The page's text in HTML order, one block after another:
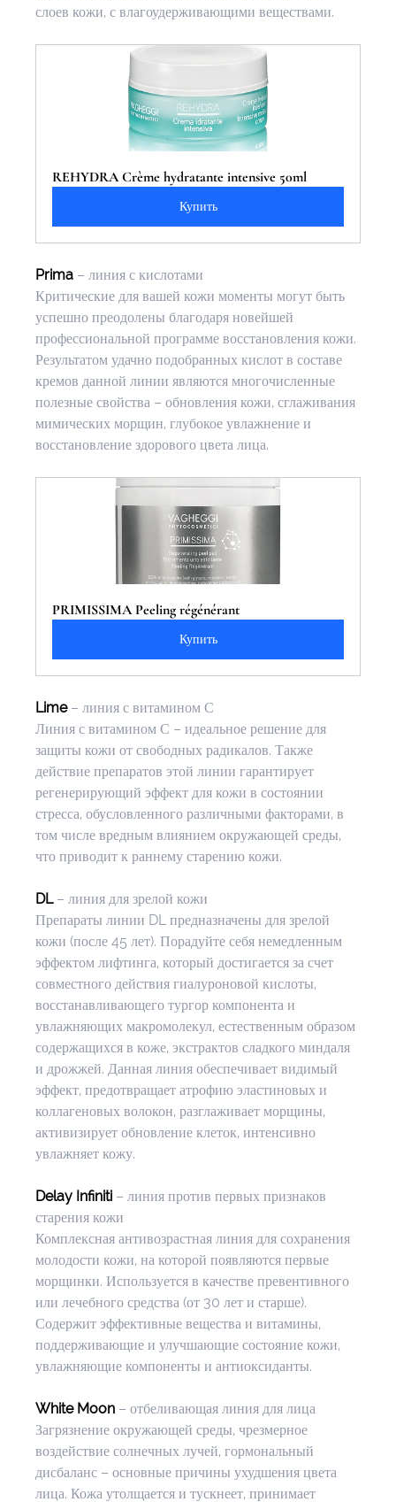
слоев кожи, с влагоудерживающими веществами.
REHYDRA Crème hydratante intensive 50ml
Купить
Prima – линия с кислотами
Критические для вашей кожи моменты могут быть
успешно преодолены благодаря новейшей
профессиональной программе восстановления кожи.
Результатом удачно подобранных кислот в составе
кремов данной линии являются многочисленные
полезные свойства – обновления кожи, сглаживания
мимических морщин, глубокое увлажнение и
восстановление здорового цвета лица.
PRIMISSIMA Peeling régénérant
Купить
Lime – линия с витамином С
Линия с витамином С – идеальное решение для
защиты кожи от свободных радикалов. Также
действие препаратов этой линии гарантирует
регенерирующий эффект для кожи в состоянии
стресса, обусловленного различными факторами, в
том числе вредным влиянием окружающей среды,
что приводит к раннему старению кожи.
DL – линия для зрелой кожи
Препараты линии DL предназначены для зрелой
кожи (после 45 лет). Порадуйте себя немедленным
эффектом лифтинга, который достигается за счет
совместного действия гиалуроновой кислоты,
восстанавливающего тургор компонента и
увлажняющих макромолекул, естественным образом
содержащихся в коже, экстрактов сладкого миндаля
и дрожжей. Данная линия обеспечивает видимый
эффект, предотвращает атрофию эластиновых и
коллагеновых волокон, разглаживает морщины,
активизирует обновление клеток, интенсивно
увлажняет кожу.
Delay Infiniti – линия против первых признаков
старения кожи
Комплексная антивозрастная линия для сохранения
молодости кожи, на которой появляются первые
морщинки. Используется в качестве превентивного
или лечебного средства (от 30 лет и старше).
Содержит эффективные вещества и витамины,
поддерживающие и улучшающие состояние кожи,
увлажняющие компоненты и антиоксиданты.
White Moon – отбеливающая линия для лица
Загрязнение окружающей среды, чрезмерное
воздействие солнечных лучей, гормональный
дисбаланс – основные причины ухудшения цвета
лица. Кожа утолщается и тускнеет, принимает